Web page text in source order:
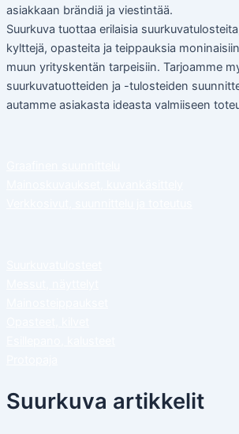
asiakkaan brändiä ja viestintää.
Suurkuva tuottaa erilaisia
kylttejä, opasteita ja teippauksia
muun yrityskentän tarpeisiin. Tarjoamme
suurkuvatuotteiden ja -tulosteiden
autamme asiakasta ideasta valmiiseen
Suurkuva artikkelit